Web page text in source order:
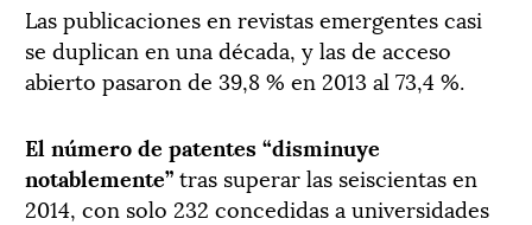
Las publicaciones en revistas emergentes casi
se duplican en una década, y las de acceso
abierto pasaron de 39,8 % en 2013 al 73,4 %.
El número de patentes “disminuye
notablemente”tras superar las seiscientas en
2014, con solo 232 concedidas a universidades